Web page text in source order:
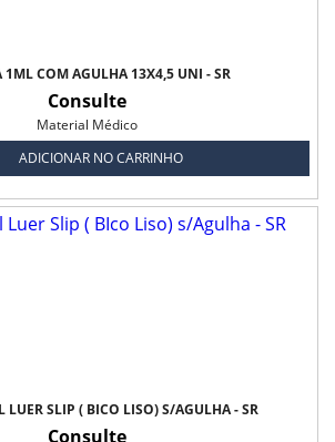
1ML COM AGULHA 13X4,5 UNI - SR
Consulte
Material Médico
ADICIONAR NO CARRINHO
LUER SLIP ( BICO LISO) S/AGULHA - SR
Consulte